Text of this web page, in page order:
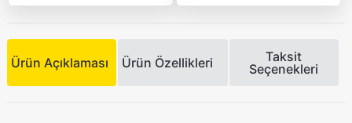
Ürün Açıklaması Ürün Özellikleri
Taksit
Seçenekleri